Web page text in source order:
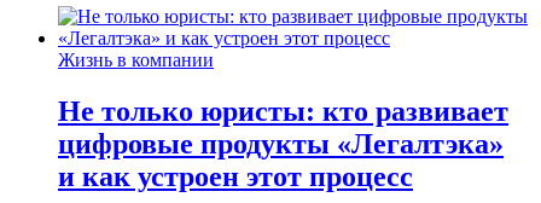
Жизнь в компании
Не только юристы: кто развивает
цифровые продукты «Легалтэка»
и как устроен этот процесс